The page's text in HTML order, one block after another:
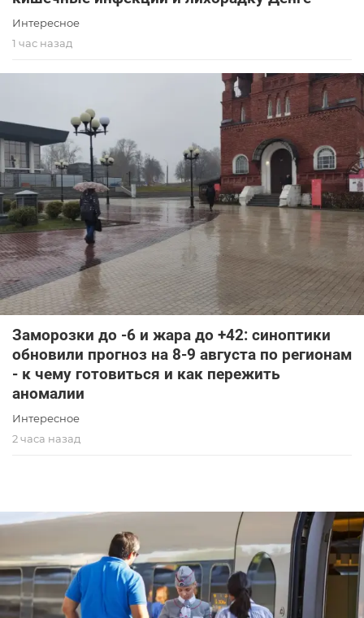
Интересное
1 час назад
Заморозки до -6 и жара до +42: синоптики
обновили прогноз на 8-9 августа по регионам
- к чему готовиться и как пережить
аномалии
Интересное
2 часа назад